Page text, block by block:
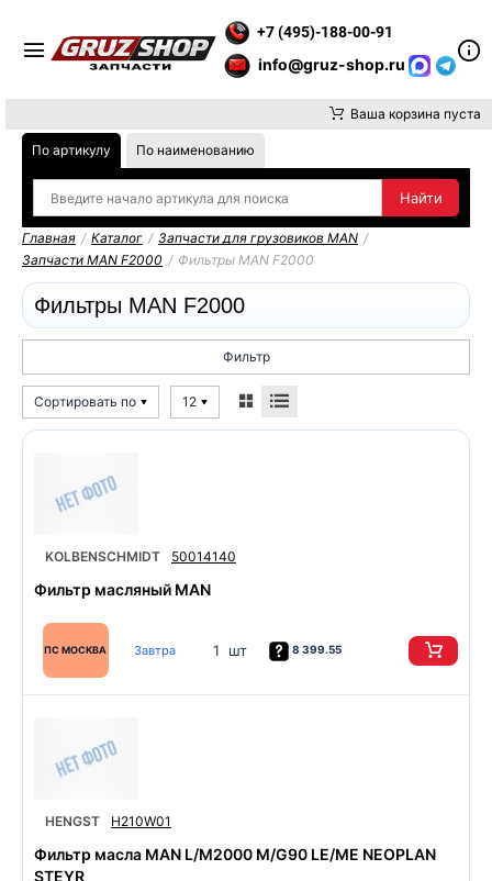
+7 (495)-188-00-91
info@gruz-shop.ru
Ваша корзина пуста
По артикулу По наименованию
Главная / Каталог / Запчасти для грузовиков MAN /
Запчасти MAN F2000 / Фильтры MAN F2000
Фильтры MAN F2000
Фильтр
Сортировать по 12
KOLBENSCHMIDT 50014140
Фильтр масляный MAN
ПС МОСКВА Завтра 1 шт 8 399.55
HENGST H210W01
Фильтр масла MAN L/M2000 M/G90 LE/ME NEOPLAN
STEYR